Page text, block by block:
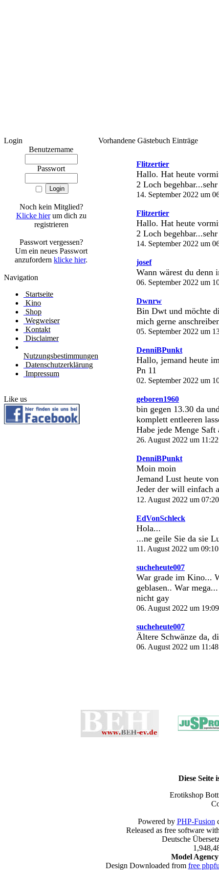
Login
Benutzername
Passwort
Noch kein Mitglied?
Klicke hierum dich zu
registrieren
Passwort vergessen?
Um ein neues Passwort
anzufordern klicke hier.
Navigation
Startseite
Kino
Shop
Wegweiser
Kontakt
Disclaimer
Nutzungsbestimmungen
Datenschutzerklärung
Impressum
Like us
Vorhandene Gästebuch Einträge
Flitzertier
Hallo. Hat heute
2 Loch
14. September 2022 um
Flitzertier
Hallo. Hat heute
2 Loch
14. September 2022 um
josef
Wann wärest du denn
06. September 2022 um
Dwnrw
Bin Dwt und möchte
mich gerne
05. September 2022 um
DenniBPunkt
Hallo, jemand heute
Pn 11
02. September 2022 um
geboren1960
bin gegen 13.30 da
komplett entleeren
Habe jede Menge Saft
26. August 2022 um
DenniBPunkt
Moin moin
Jemand Lust heute
Jeder der will einfach
12. August 2022 um
EdVonSchleck
Hola...
...ne geile Sie da sie
11. August 2022 um
sucheheute007
War grade im Kino...
geblasen.. War
nicht gay
06. August 2022 um
sucheheute007
Ältere Schwänze da,
06. August 2022 um
Diese Seite
Erotikshop
Powered by PHP-Fusion
Released as free software
Deutsche
Model
Design Downloaded from free